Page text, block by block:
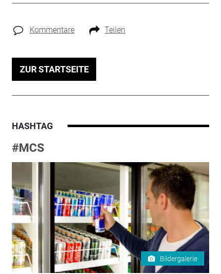
Kommentare Teilen
ZUR STARTSEITE
HASHTAG
#MCS
Bildergalerie